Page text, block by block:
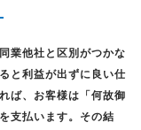
業他社と区別がつかな
と利益が出ずに良い仕
ば、お客様は「何故御
支払います。その結